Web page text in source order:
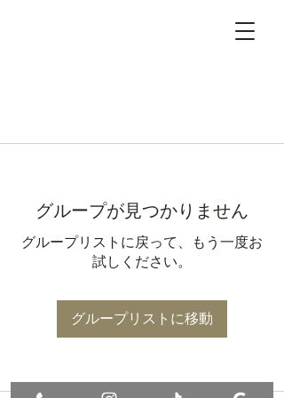
グループが見つかりません
グループリストに戻って、もう一度お
試しください。
グループリストに移動